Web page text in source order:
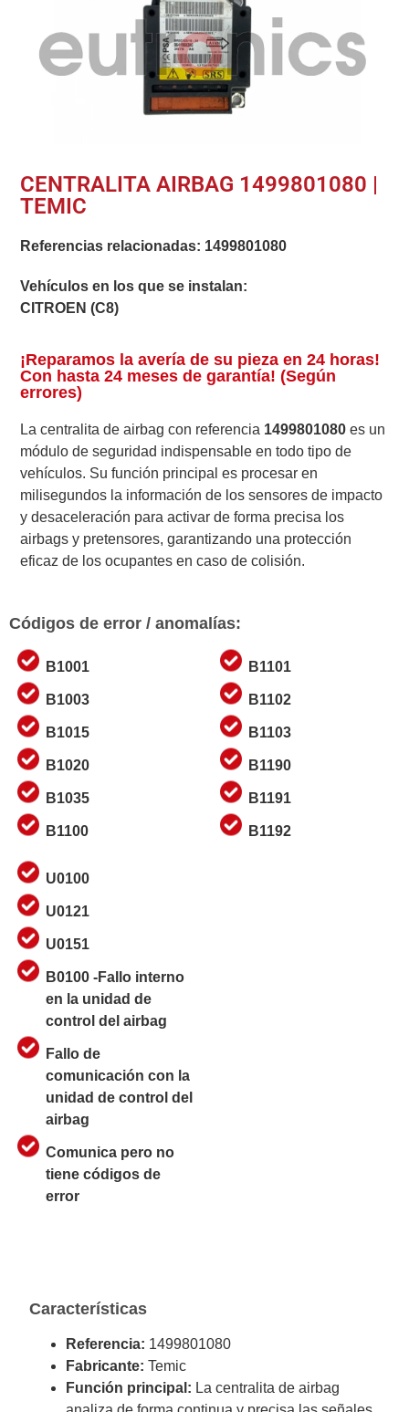
CENTRALITA AIRBAG 1499801080 |
TEMIC
Referencias relacionadas: 1499801080
Vehículos en los que se instalan:
CITROEN (C8)
¡Reparamos la avería de su pieza en 24 horas!
Con hasta 24 meses de garantía! (Según
errores)
La centralita de airbag con referencia 1499801080 es un
módulo de seguridad indispensable en todo tipo de
vehículos. Su función principal es procesar en
milisegundos la información de los sensores de impacto
y desaceleración para activar de forma precisa los
airbags y pretensores, garantizando una protección
eficaz de los ocupantes en caso de colisión.
Códigos de error / anomalías:
B1001
B1003
B1015
B1020
B1035
B1100
B1101
B1102
B1103
B1190
B1191
B1192
U0100
U0121
U0151
B0100 -Fallo interno
en la unidad de
control del airbag
Fallo de
comunicación con la
unidad de control del
airbag
Comunica pero no
tiene códigos de
error
Características
Referencia: 1499801080
Fabricante:Temic
Función principal: La centralita de airbag